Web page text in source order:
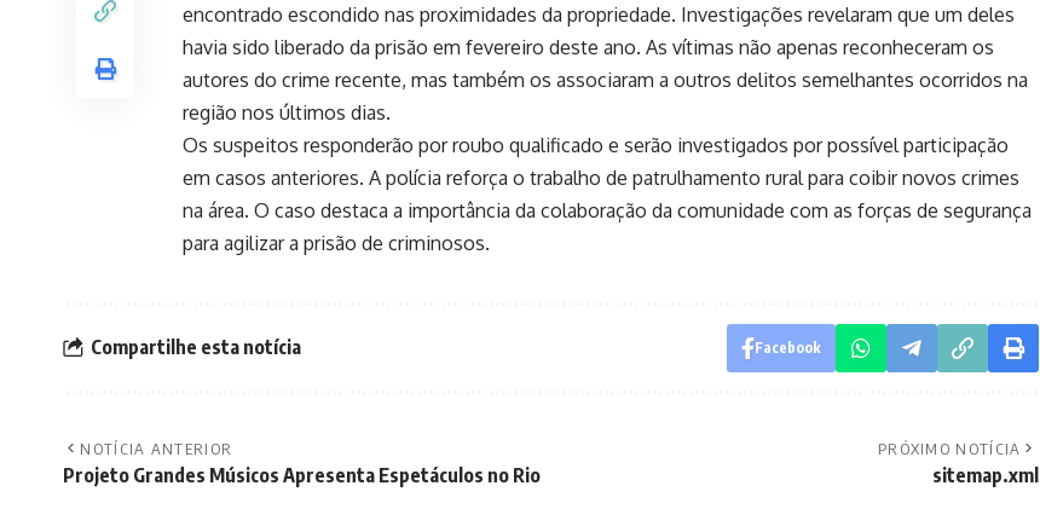
encontrado escondido nas proximidades da propriedade. Investigações revelaram que um deles
havia sido liberado da prisão em fevereiro deste ano. As vítimas não apenas reconheceram os
autores do crime recente, mas também os associaram a outros delitos semelhantes ocorridos na
região nos últimos dias.
Os suspeitos responderão por roubo qualificado e serão investigados por possível participação
em casos anteriores. A polícia reforça o trabalho de patrulhamento rural para coibir novos crimes
na área. O caso destaca a importância da colaboração da comunidade com as forças de segurança
para agilizar a prisão de criminosos.
Compartilhe esta notícia Facebook
NOTÍCIA ANTERIOR
Projeto Grandes Músicos Apresenta Espetáculos no Rio
PRÓXIMO NOTÍCIA
sitemap.xml